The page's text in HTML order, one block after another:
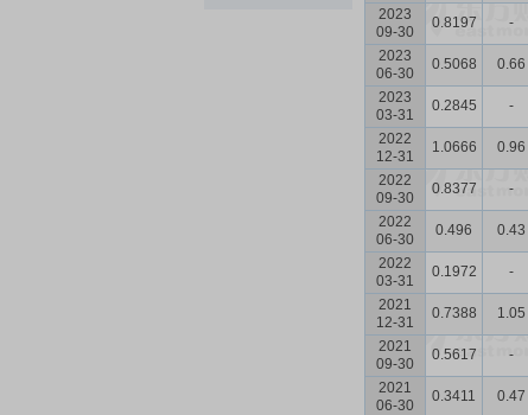
2023
09-30
0.8197 -
2023
06-30
0.5068 0.66
2023
03-31
0.2845 -
2022
12-31
1.0666 0.96
2022
09-30
0.8377 -
2022
06-30
0.496 0.43
2022
03-31
0.1972 -
2021
12-31
0.7388 1.05
2021
09-30
0.5617 -
2021
06-30
0.3411 0.47